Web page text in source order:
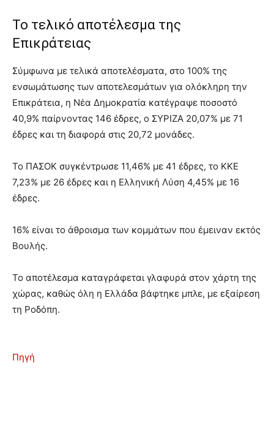
Το τελικό αποτέλεσμα της
Επικράτειας
Σύμφωνα με τελικά αποτελέσματα, στο 100% της
ενσωμάτωσης των αποτελεσμάτων για ολόκληρη την
Επικράτεια, η Νέα Δημοκρατία κατέγραψε ποσοστό
40,9% παίρνοντας 146 έδρες, ο ΣΥΡΙΖΑ 20,07% με 71
έδρες και τη διαφορά στις 20,72 μονάδες.
Το ΠΑΣΟΚ συγκέντρωσε 11,46% με 41 έδρες, το ΚΚΕ
7,23% με 26 έδρες και η Ελληνική Λύση 4,45% με 16
έδρες.
16% είναι το άθροισμα των κομμάτων που έμειναν εκτός
Βουλής.
Το αποτέλεσμα καταγράφεται γλαφυρά στον χάρτη της
χώρας, καθώς όλη η Ελλάδα βάφτηκε μπλε, με εξαίρεση
τη Ροδόπη.
Πηγή